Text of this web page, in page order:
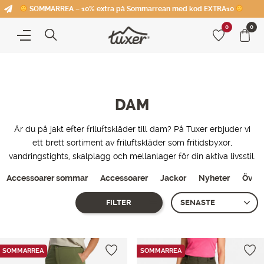
SOMMARREA – 10% extra på Sommarrean med kod EXTRA10
0 0
DAM
Är du på jakt efter friluftskläder till dam? På Tuxer erbjuder vi
ett brett sortiment av friluftskläder som fritidsbyxor,
vandringstights, skalplagg och mellanlager för din aktiva livsstil.
of 14 produkter
FILTER
Accessoarer sommar Accessoarer Jackor Nyheter
SOMMARREA SOMMARREA